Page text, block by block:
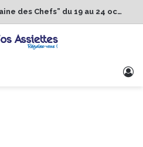
1er Édition de “La Semaine des Chefs” du 19 au 24 octobre 2026